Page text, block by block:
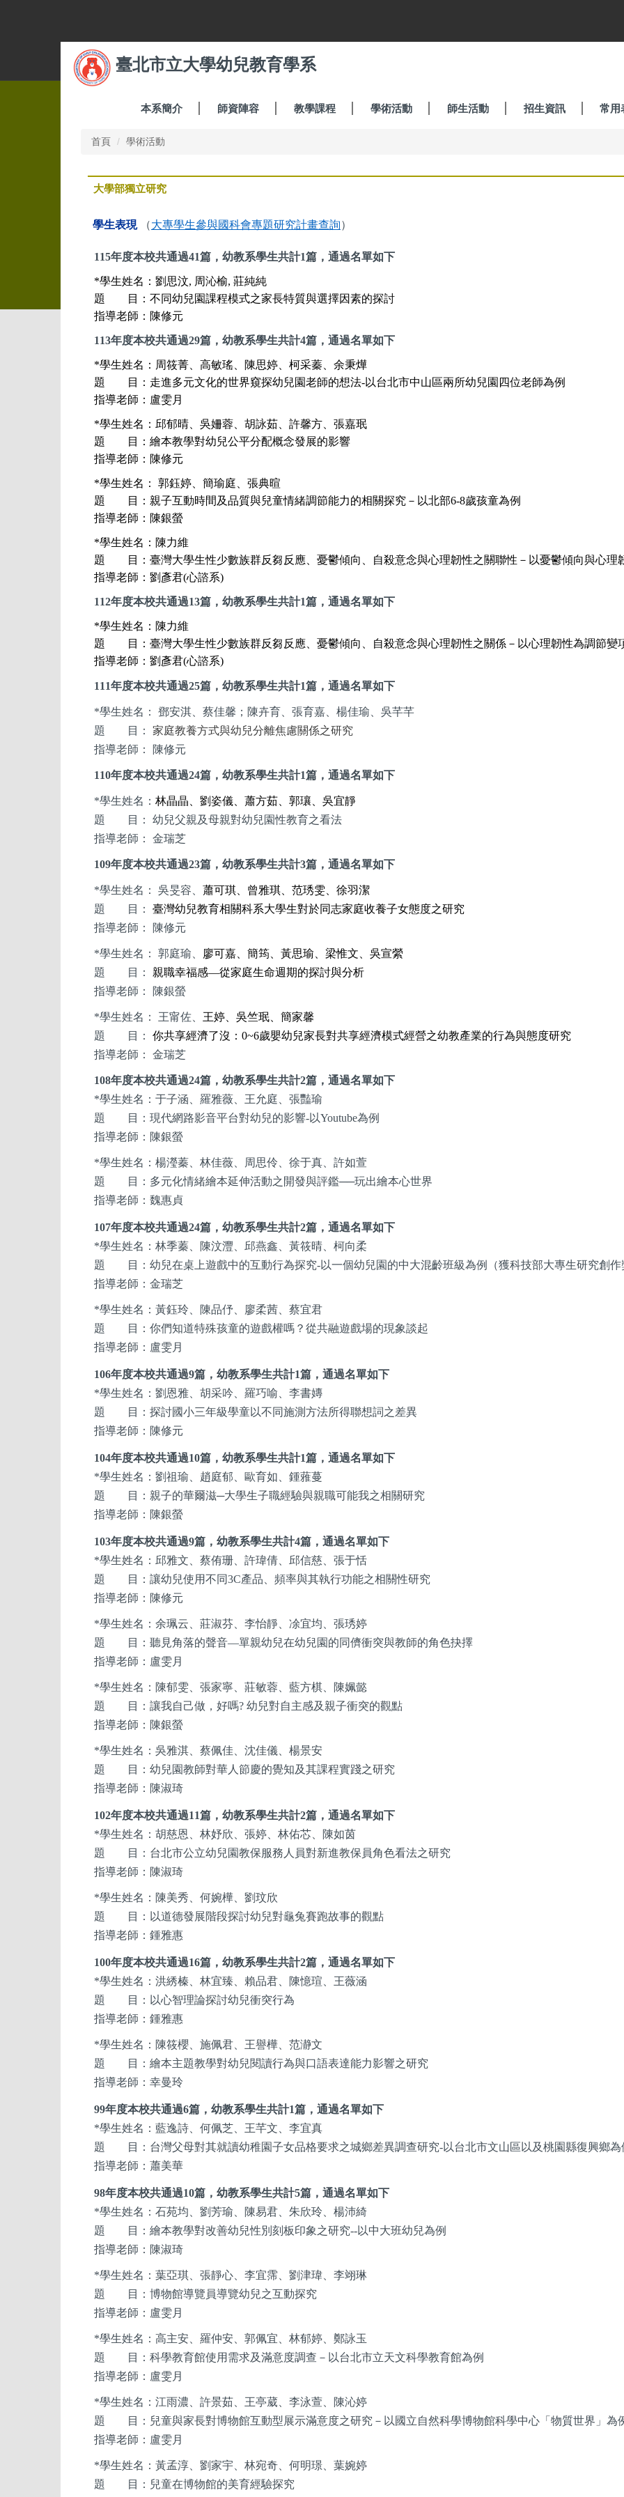
容
臺北市立大學幼兒教育學系
本系簡介 師資陣容 教學課程 學術活動 師生活動 招生資訊 常用
首頁 學術活動
大學部獨立研究
學生表現 （大專學生參與國科會專題研究計畫查詢）
115年度本校共通過41篇，幼教系學生共計1篇，通過名單如下
*學生姓名： 劉思汶, 周沁榆, 莊純純
題 目： 不同幼兒園課程模式之家長特質與選擇因素的探討
指導老師：陳修元
113年度本校共通過29篇，幼教系學生共計4篇，通過名單如下
*學生姓名： 周筱菁、高敏瑤、陳思婷、柯采蓁、余秉燁
題 目： 走進多元文化的世界窺探幼兒園老師的想法-以台北市中山區兩所幼兒園四位老師為例
指導老師：盧雯月
*學生姓名： 邱郁晴、吳姍蓉、胡詠茹、許馨方、張嘉珉
題 目： 繪本教學對幼兒公平分配概念發展的影響
指導老師： 陳修元
*學生姓名： 郭鈺婷、簡瑜庭、張典暄
題 目： 親子互動時間及品質與兒童情緒調節能力的相關探究－以北部6-8歲孩童為例
指導老師：陳銀螢
*學生姓名：陳力維
題 目： 臺灣大學生性少數族群反芻反應、憂鬱傾向、自殺意念與心理韌性之關聯性－以憂鬱傾向與心理
指導老師：劉彥君(心諮系)
112年度本校共通過13篇，幼教系學生共計1篇，通過名單如下
*學生姓名：陳力維
題 目： 臺灣大學生性少數族群反芻反應、憂鬱傾向、自殺意念與心理韌性之關係－以心理韌性為調節變
指導老師：劉彥君(心諮系)
111年度本校共通過25篇，幼教系學生共計1篇，通過名單如下
*學生姓名： 鄧安淇、蔡佳馨；陳卉育、張育嘉、楊佳瑜、吳芊芊
題 目： 家庭教養方式與幼兒分離焦慮關係之研究
指導老師： 陳修元
110年度本校共通過24篇，幼教系學生共計1篇，通過名單如下
*學生姓名： 林晶晶、劉姿儀、蕭方茹、郭瓖、吳宜靜
題 目： 幼兒父親及母親對幼兒園性教育之看法
指導老師： 金瑞芝
109年度本校共通過23篇，幼教系學生共計3篇，通過名單如下
*學生姓名： 吳旻容、 蕭可琪、曾雅琪、范琇雯、徐羽潔
題 目： 臺灣幼兒教育相關科系大學生對於同志家庭收養子女態度之研究
指導老師： 陳修元
*學生姓名： 郭庭瑜、 廖可嘉、簡筠、黃思瑜、梁惟文、吳宣縈
題 目： 親職幸福感—從家庭生命週期的探討與分析
指導老師： 陳銀螢
*學生姓名： 王甯佐、 王婷、吳竺珉、簡家馨
題 目： 你共享經濟了沒：0~6歲嬰幼兒家長對共享經濟模式經營之幼教產業的行為與態度研究
指導老師： 金瑞芝
108年度本校共通過24篇，幼教系學生共計2篇，通過名單如下
*學生姓名：于子涵、羅雅薇、王允庭、張豔瑜
題 目：現代網路影音平台對幼兒的影響-以Youtube為例
指導老師：陳銀螢
*學生姓名：楊瀅蓁、林佳薇、周思伶、徐于真、許如萱
題 目：多元化情緒繪本延伸活動之開發與評鑑──玩出繪本心世界
指導老師：魏惠貞
107年度本校共通過24篇，幼教系學生共計2篇，通過名單如下
*學生姓名：林季蓁、陳汶灃、邱燕鑫、黃筱晴、柯向柔
題 目：幼兒在桌上遊戲中的互動行為探究-以一個幼兒園的中大混齡班級為例（獲科技部大專生研究創作
指導老師：金瑞芝
*學生姓名：黃鈺玲、陳品伃、廖柔茜、蔡宜君
題 目：你們知道特殊孩童的遊戲權嗎？從共融遊戲場的現象談起
指導老師：盧雯月
106年度本校共通過9篇，幼教系學生共計1篇，通過名單如下
*學生姓名：劉恩雅、胡采吟、羅巧喻、李書嫥
題 目：探討國小三年級學童以不同施測方法所得聯想詞之差異
指導老師：陳修元
104年度本校共通過10篇，幼教系學生共計1篇，通過名單如下
*學生姓名：劉祖瑜、趙庭郁、歐育如、鍾蕥蔓
題 目：親子的華爾滋─大學生子職經驗與親職可能我之相關研究
指導老師：陳銀螢
103年度本校共通過9篇，幼教系學生共計4篇，通過名單如下
*學生姓名：邱雅文、蔡侑珊、許瑋倩、邱信慈、張于恬
題 目：讓幼兒使用不同3C產品、頻率與其執行功能之相關性研究
指導老師：陳修元
*學生姓名：余珮云、莊淑芬、李怡靜、凃宜均、張琇婷
題 目：聽見角落的聲音—單親幼兒在幼兒園的同儕衝突與教師的角色抉擇
指導老師：盧雯月
*學生姓名：陳郁雯、張家寧、莊敏蓉、藍方棋、陳姵懿
題 目：讓我自己做，好嗎? 幼兒對自主感及親子衝突的觀點
指導老師：陳銀螢
*學生姓名：吳雅淇、蔡佩佳、沈佳儀、楊景安
題 目：幼兒園教師對華人節慶的覺知及其課程實踐之研究
指導老師：陳淑琦
102年度本校共通過11篇，幼教系學生共計2篇，通過名單如下
*學生姓名：胡慈恩、林妤欣、張婷、林佑芯、陳如茵
題 目：台北市公立幼兒園教保服務人員對新進教保員角色看法之研究
指導老師：陳淑琦
*學生姓名：陳美秀、何婉樺、劉玟欣
題 目：以道德發展階段探討幼兒對龜兔賽跑故事的觀點
指導老師：鍾雅惠
100年度本校共通過16篇，幼教系學生共計2篇，通過名單如下
*學生姓名：洪綉榛、林宜臻、賴品君、陳憶瑄、王薇涵
題 目：以心智理論探討幼兒衝突行為
指導老師：鍾雅惠
*學生姓名：陳筱櫻、施佩君、王譽樺、范瀞文
題 目：繪本主題教學對幼兒閱讀行為與口語表達能力影響之研究
指導老師：幸曼玲
99年度本校共通過6篇，幼教系學生共計1篇，通過名單如下
*學生姓名：藍逸詩、何佩芝、王芊文、李宜真
題 目：台灣父母對其就讀幼稚園子女品格要求之城鄉差異調查研究-以台北市文山區以及桃園縣復興鄉為
指導老師：蕭美華
98年度本校共通過10篇，幼教系學生共計5篇，通過名單如下
*學生姓名：石苑均、劉芳瑜、陳易君、朱欣玲、楊沛綺
題 目：繪本教學對改善幼兒性別刻板印象之研究--以中大班幼兒為例
指導老師：陳淑琦
*學生姓名：葉亞琪、張靜心、李宜霈、劉津瑋、李翊琳
題 目：博物館導覽員導覽幼兒之互動探究
指導老師：盧雯月
*學生姓名：高主安、羅仲安、郭佩宜、林郁婷、鄭詠玉
題 目：科學教育館使用需求及滿意度調查－以台北市立天文科學教育館為例
指導老師：盧雯月
*學生姓名：江雨濃、許景茹、王亭葳、李泳萱、陳沁婷
題 目：兒童與家長對博物館互動型展示滿意度之研究－以國立自然科學博物館科學中心「物質世界」為
指導老師：盧雯月
*學生姓名：黃孟淳、劉家宇、林宛奇、何明璟、葉婉婷
題 目：兒童在博物館的美育經驗探究